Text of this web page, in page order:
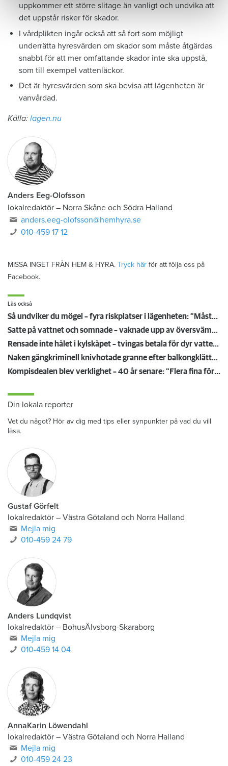
uppkommer ett större slitage än vanligt och undvika att
det uppstår risker för skador.
I vårdplikten ingår också att så fort som möjligt
underrätta hyresvärden om skador som måste åtgärdas
snabbt för att mer omfattande skador inte ska uppstå,
som till exempel vattenläckor.
Det är hyresvärden som ska bevisa att lägenheten är
vanvårdad.
Källa: lagen.nu
Anders Eeg-Olofsson
lokalredaktör – Norra Skåne och Södra Halland
anders.eeg-olofsson@hemhyra.se
010-459 17 12
MISSA INGET FRÅN HEM & HYRA. Tryck här för att följa oss på
Facebook.
Läs också
Så undviker du mögel – fyra riskplatser i lägenheten: ”Måste städa bort”
Satte på vattnet och somnade – vaknade upp av översvämning hos grannen
Rensade inte hålet i kylskåpet – tvingas betala för dyr vattenskada
Naken gängkriminell knivhotade granne efter balkongklättring
Kompisdealen blev verklighet – 40 år senare: "Flera fina fördelar med att dela bostad"
Din lokala reporter
Vet du något? Hör av dig med tips eller synpunkter på vad du vill
läsa.
Gustaf Görfelt
lokalredaktör – Västra Götaland och Norra Halland
Mejla mig
010-459 24 79
Anders Lundqvist
lokalredaktör – BohusÄlvsborg-Skaraborg
Mejla mig
010-459 14 04
AnnaKarin Löwendahl
lokalredaktör – Västra Götaland och Norra Halland
Mejla mig
010-459 24 23